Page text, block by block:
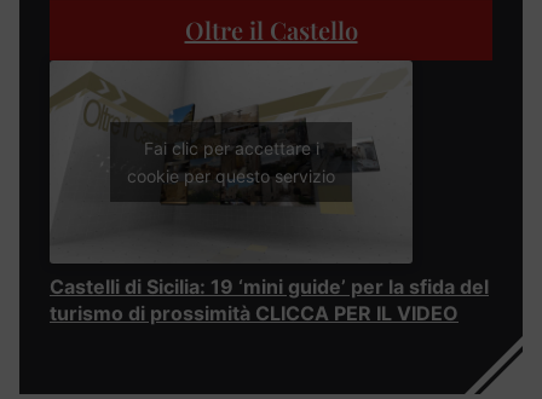
Oltre il Castello
Fai clic per accettare i
cookie per questo servizio
Castelli di Sicilia: 19 ‘mini guide’ per la sfida del
turismo di prossimità CLICCA PER IL VIDEO